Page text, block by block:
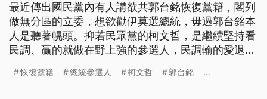
最近傳出國民黨內有人講欲共郭台銘恢復黨籍，閣列
做無分區的立委，想欲勸伊莫選總統，毋過郭台銘本
人是聽著幌頭。抑若民眾黨的柯文哲，是繼續堅持看
民調、贏的就做在野上強的參選人，民調輸的愛退
掉。另外民進黨的賴清德，今仔日是去臺中連紲走5
恢復黨籍 總統參選人 柯文哲 郭台銘 ...